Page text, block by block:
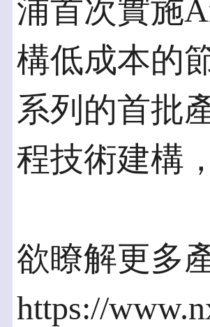
浦首次實施
構低成本的
系列的首批
程技術建構
欲瞭解更多
https://